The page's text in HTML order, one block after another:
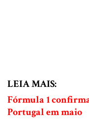
LEIA MAIS:
Fórmula 1
Portugal em maio